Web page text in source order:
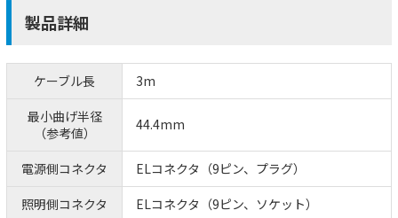
製品詳細
ケーブル長
3m
最小曲げ半径
（参考値）
44.4mm
電源側コネクタ
ELコネクタ（9ピン、プラグ）
照明側コネクタ
ELコネクタ（9ピン、ソケット）